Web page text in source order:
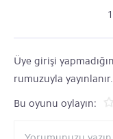
Üye girişi
rumuzuyla yayınlanır.
Bu oyunu oylayın: